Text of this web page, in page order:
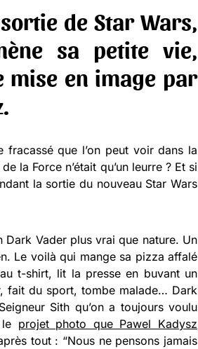
de Star Wars,
sa petite vie,
en image par
fracassé que l’on peut voir dans la
la Force n’était qu’un leurre ? Et si
la sortie du nouveau Star Wars
Dark Vader plus vrai que nature. Un
Le voilà qui mange sa pizza affalé
t-shirt, lit la presse en buvant un
fait du sport, tombe malade… Dark
Sith qu’on a toujours voulu
projet photo que Pawel Kadysz
tout : “Nous ne pensons jamais